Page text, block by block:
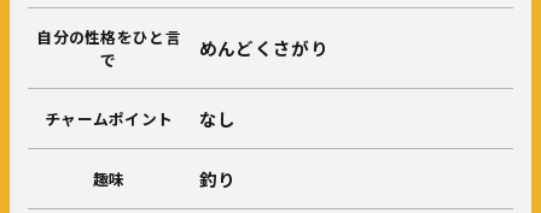
自分の性格をひと言
で
めんどくさがり
チャームポイント なし
趣味 釣り